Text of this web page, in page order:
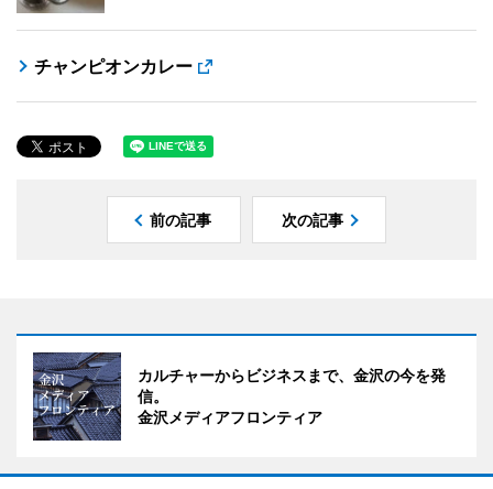
チャンピオンカレー
前の記事 次の記事
カルチャーからビジネスまで、金沢の今を発
信。
金沢メディアフロンティア